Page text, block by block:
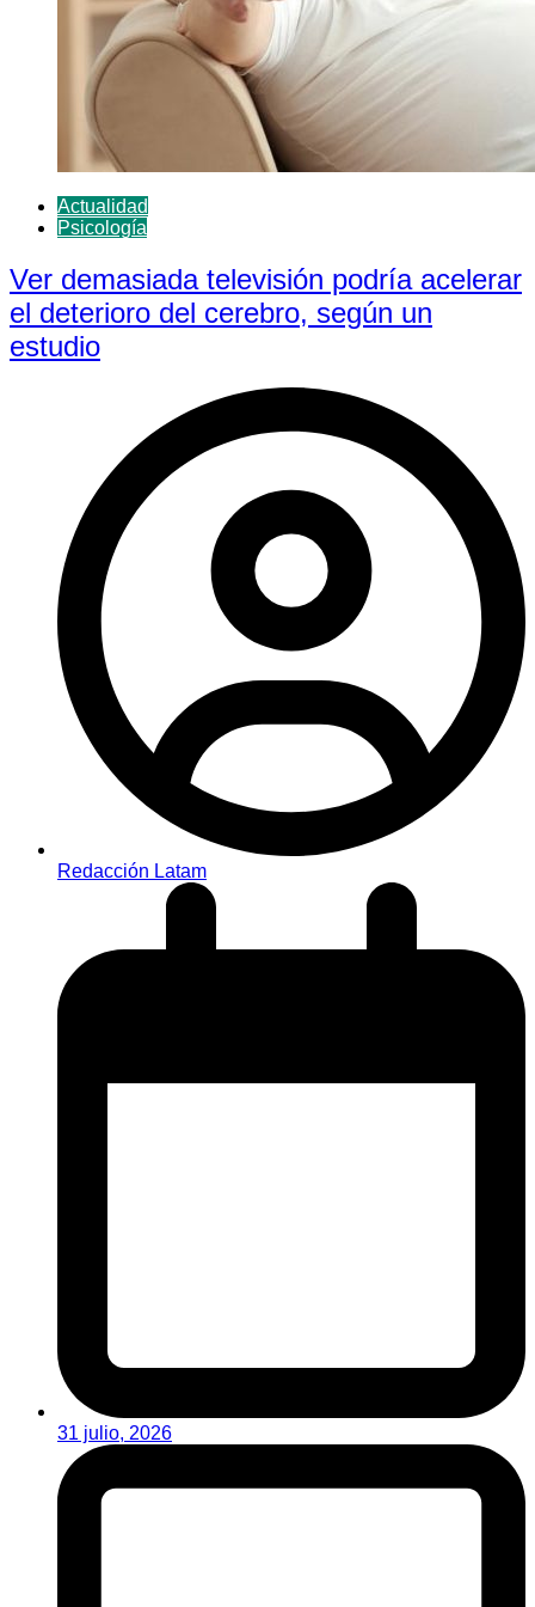
Actualidad
Psicología
Ver demasiada televisión podría acelerar
el deterioro del cerebro, según un
estudio
Redacción Latam
31 julio, 2026